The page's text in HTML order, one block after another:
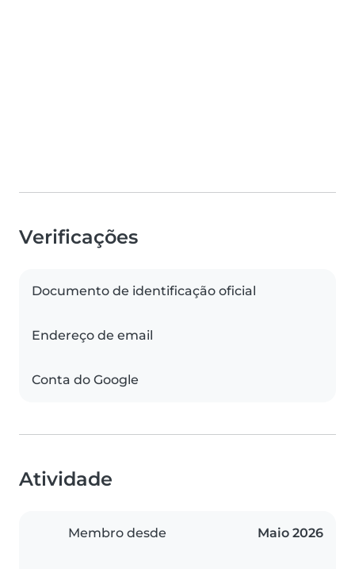
Verificações
Documento de identificação oficial
Endereço de email
Conta do Google
Atividade
Membro desde Maio 2026